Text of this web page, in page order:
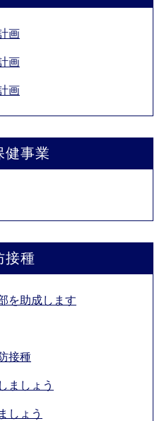
画
画
画
健事業
接種
を助成します
接種
ましょう
しょう